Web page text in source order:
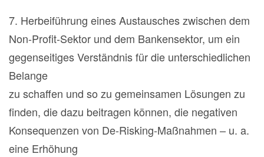
7. Herbeiführung eines Austausches zwischen dem
Non-Profit-Sektor und dem Bankensektor, um ein
gegenseitiges Verständnis für die unterschiedlichen
Belange
zu schaffen und so zu gemeinsamen Lösungen zu
finden, die dazu beitragen können, die negativen
Konsequenzen von De-Risking-Maßnahmen – u. a.
eine Erhöhung